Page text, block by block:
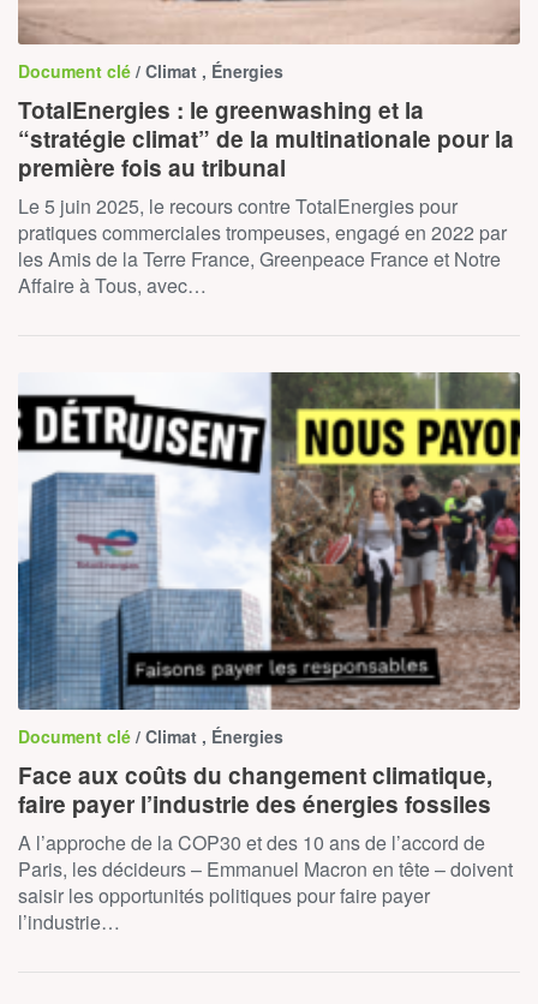
Document clé / Climat , Énergies
TotalEnergies : le greenwashing et la
“stratégie climat” de la multinationale pour la
première fois au tribunal
Le 5 juin 2025, le recours contre TotalEnergies pour
pratiques commerciales trompeuses, engagé en 2022 par
les Amis de la Terre France, Greenpeace France et Notre
Affaire à Tous, avec…
Document clé / Climat , Énergies
Face aux coûts du changement climatique,
faire payer l’industrie des énergies fossiles
A l’approche de la COP30 et des 10 ans de l’accord de
Paris, les décideurs – Emmanuel Macron en tête – doivent
saisir les opportunités politiques pour faire payer
l’industrie…